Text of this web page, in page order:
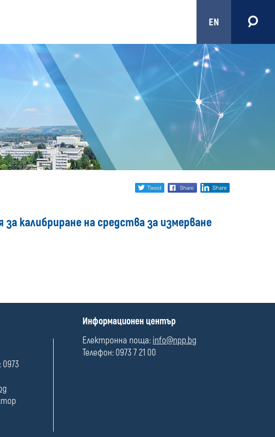
EN
Share
media
twitter facebook
калибриране на средства за измерване
П
л
е
Информационен център
Електронна поща: info@npp.bg
Телефон: 0973 7 21 00